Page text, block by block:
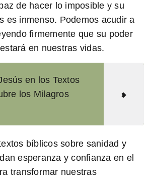
de hacer lo imposible y su
es inmenso. Podemos acudir a
firmemente que su poder
en nuestras vidas.
en los Textos
los Milagros
bíblicos sobre sanidad y
esperanza y confianza en el
transformar nuestras